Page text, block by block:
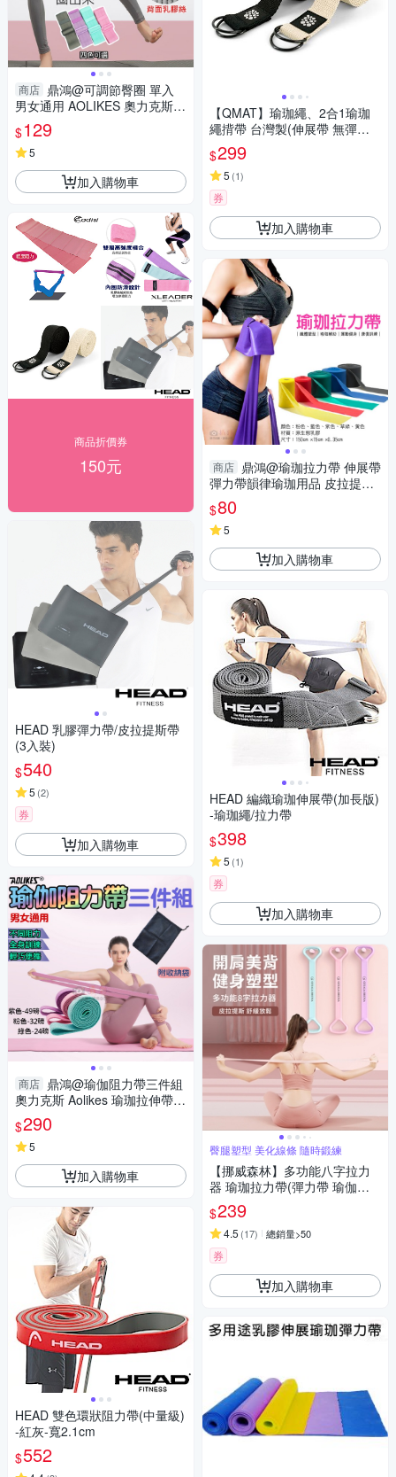
商店 鼎鴻@可調節臀圈 單入
男女通用 AOLIKES 奧力克斯
瑜珈健身運動 重訓 瑜伽 深蹲
提臀翹臀 虐臀圈
$129
5
加入購物車
商品折價券
150元
HEAD 乳膠彈力帶/皮拉提斯帶
(3入裝)
$540
5 (2)
券
加入購物車
商店 鼎鴻@瑜伽阻力帶三件組
奧力克斯 Aolikes 瑜珈拉伸帶
阻力 拉力帶 健身運動 重量訓練
肌力
$290
5
加入購物車
HEAD 雙色環狀阻力帶(中量級)
-紅灰-寬2.1cm
$552
【QMAT】瑜珈繩、2合1瑜珈
繩揹帶 台灣製(伸展帶 無彈性
棉質繩)
$299
5 (1)
券
加入購物車
商店 鼎鴻@瑜珈拉力帶 伸展帶
彈力帶韻律瑜珈用品 皮拉提斯
帶抗力阻力拉筋帶 瑜伽拉力帶
$80
5
加入購物車
HEAD 編織瑜珈伸展帶(加長版)
-瑜珈繩/拉力帶
$398
5 (1)
券
加入購物車
臀腿塑型 美化線條 隨時鍛練
【挪威森林】多功能八字拉力
器 瑜珈拉力帶(彈力帶 瑜伽繩
開肩美背 擴胸運動 皮拉提斯健
身器)
$239
4.5 (17) 總銷量>50
券
加入購物車